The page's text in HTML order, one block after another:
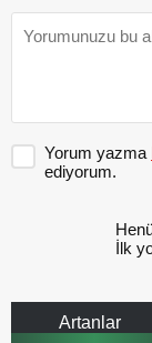
Yorum yazma
ediyorum.
İlk
Artanlar